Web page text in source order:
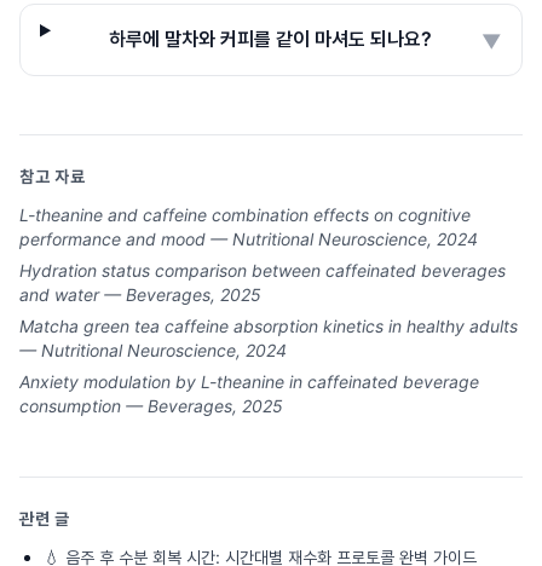
하루에 말차와 커피를 같이 마셔도 되나요? ▼
참고 자료
L-theanine and caffeine combination effects on cognitive
performance and mood — Nutritional Neuroscience, 2024
Hydration status comparison between caffeinated beverages
and water — Beverages, 2025
Matcha green tea caffeine absorption kinetics in healthy adults
— Nutritional Neuroscience, 2024
Anxiety modulation by L-theanine in caffeinated beverage
consumption — Beverages, 2025
관련 글
💧 음주 후 수분 회복 시간: 시간대별 재수화 프로토콜 완벽 가이드